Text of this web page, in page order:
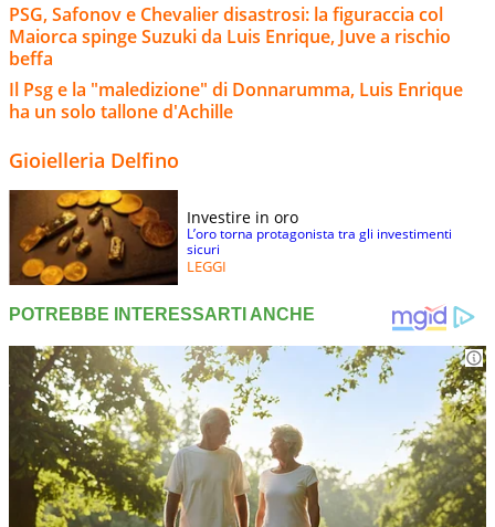
PSG, Safonov e Chevalier disastrosi: la figuraccia col
Maiorca spinge Suzuki da Luis Enrique, Juve a rischio
beffa
Il Psg e la "maledizione" di Donnarumma, Luis Enrique
ha un solo tallone d'Achille
Gioielleria Delfino
Investire in oro
L’oro torna protagonista tra gli investimenti
sicuri
LEGGI